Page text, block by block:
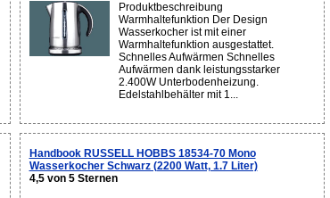
Produktbeschreibung
Warmhaltefunktion Der Design
Wasserkocher ist mit einer
Warmhaltefunktion ausgestattet.
Schnelles Aufwärmen Schnelles
Aufwärmen dank leistungsstarker
2.400W Unterbodenheizung.
Edelstahlbehälter mit 1...
Handbook RUSSELL HOBBS 18534-70 Mono
Wasserkocher Schwarz (2200 Watt, 1.7 Liter)
4,5 von 5 Sternen